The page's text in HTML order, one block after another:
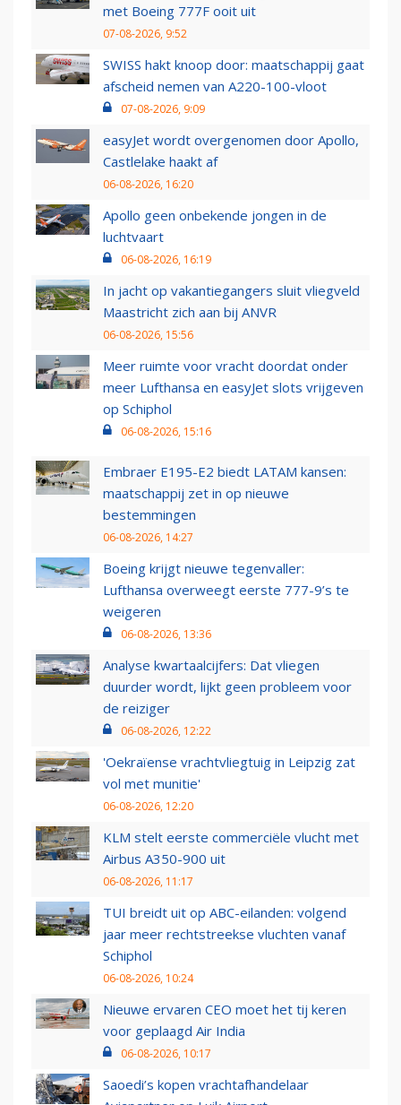
met Boeing 777F ooit uit
07-08-2026, 9:52
SWISS hakt knoop door: maatschappij gaat
afscheid nemen van A220-100-vloot
07-08-2026, 9:09
easyJet wordt overgenomen door Apollo,
Castlelake haakt af
06-08-2026, 16:20
Apollo geen onbekende jongen in de
luchtvaart
06-08-2026, 16:19
In jacht op vakantiegangers sluit vliegveld
Maastricht zich aan bij ANVR
06-08-2026, 15:56
Meer ruimte voor vracht doordat onder
meer Lufthansa en easyJet slots vrijgeven
op Schiphol
06-08-2026, 15:16
Embraer E195-E2 biedt LATAM kansen:
maatschappij zet in op nieuwe
bestemmingen
06-08-2026, 14:27
Boeing krijgt nieuwe tegenvaller:
Lufthansa overweegt eerste 777-9’s te
weigeren
06-08-2026, 13:36
Analyse kwartaalcijfers: Dat vliegen
duurder wordt, lijkt geen probleem voor
de reiziger
06-08-2026, 12:22
'Oekraïense vrachtvliegtuig in Leipzig zat
vol met munitie'
06-08-2026, 12:20
KLM stelt eerste commerciële vlucht met
Airbus A350-900 uit
06-08-2026, 11:17
TUI breidt uit op ABC-eilanden: volgend
jaar meer rechtstreekse vluchten vanaf
Schiphol
06-08-2026, 10:24
Nieuwe ervaren CEO moet het tij keren
voor geplaagd Air India
06-08-2026, 10:17
Saoedi’s kopen vrachtafhandelaar